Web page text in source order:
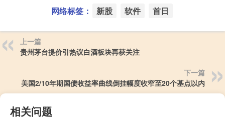
网络标签： 新股 软件 首日
上一篇
贵州茅台提价引热议白酒板块再获关注
下一篇
美国2/10年期国债收益率曲线倒挂幅度收窄至20个基点以内
相关问题